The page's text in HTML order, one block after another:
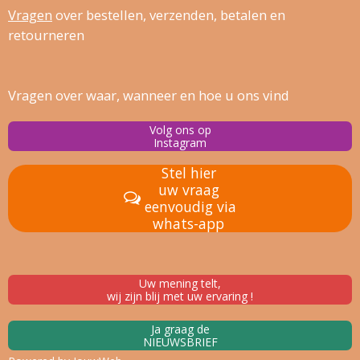
Vragen over bestellen, verzenden, betalen en
retourneren
Vragen over waar, wanneer en hoe u ons vind
Volg ons op
Instagram
Stel hier
uw vraag
eenvoudig via
whats-app
Uw mening telt,
wij zijn blij met uw ervaring !
Ja graag de
NIEUWSBRIEF